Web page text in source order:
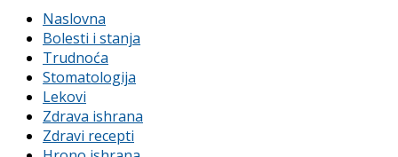
Naslovna
Bolesti i stanja
Trudnoća
Stomatologija
Lekovi
Zdrava ishrana
Zdravi recepti